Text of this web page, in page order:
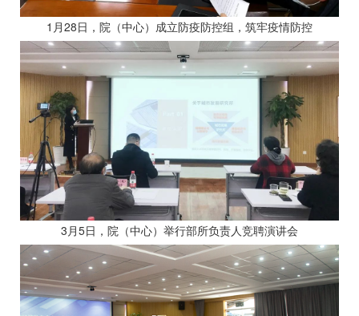
1月28日，院（中心）成立防疫防控组，筑牢疫情防控
3月5日，院（中心）举行部所负责人竞聘演讲会